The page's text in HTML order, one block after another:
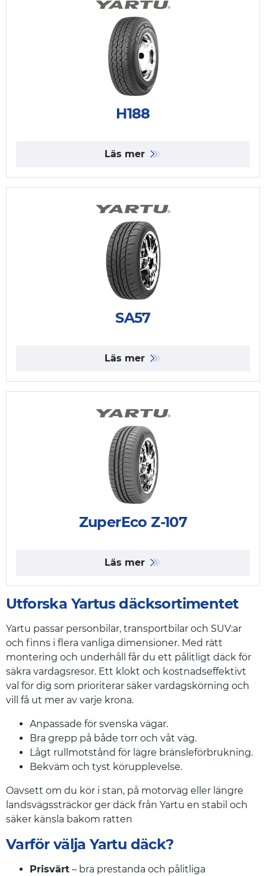
H188
Läs mer
SA57
Läs mer
ZuperEco Z-107
Läs mer
Utforska Yartus däcksortimentet
Yartu passar personbilar, transportbilar och SUV:ar
och finns i flera vanliga dimensioner. Med rätt
montering och underhåll får du ett pålitligt däck för
säkra vardagsresor. Ett klokt och kostnadseffektivt
val för dig som prioriterar säker vardagskörning och
vill få ut mer av varje krona.
Anpassade för svenska vägar.
Bra grepp på både torr och våt väg.
Lågt rullmotstånd för lägre bränsleförbrukning.
Bekväm och tyst körupplevelse.
Oavsett om du kör i stan, på motorväg eller längre
landsvägssträckor ger däck från Yartu en stabil och
säker känsla bakom ratten
Varför välja Yartu däck?
Prisvärt – bra prestanda och pålitliga